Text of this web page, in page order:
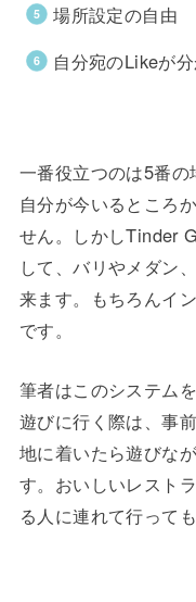
場所設定の自由
自分宛のLikeが
一番役立つのは5番
自分が今いるところ
せん。しかしTinder
して、バリやメダン
来ます。もちろんイ
です。
筆者はこのシステム
遊びに行く際は、事
地に着いたら遊びな
す。おいしいレスト
る人に連れて行って